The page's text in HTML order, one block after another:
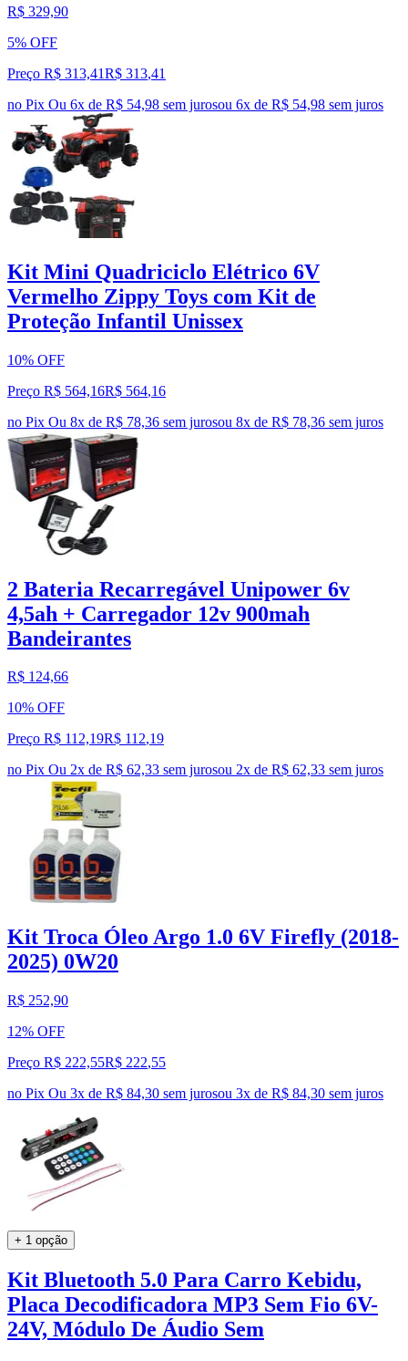
R$ 329,90
5% OFF
Preço R$ 313,41R$ 313,41
no Pix Ou 6x de R$ 54,98 sem jurosou 6x de R$ 54,98 sem juros
Kit Mini Quadriciclo Elétrico 6V
Vermelho Zippy Toys com Kit de
Proteção Infantil Unissex
10% OFF
Preço R$ 564,16R$ 564,16
no Pix Ou 8x de R$ 78,36 sem jurosou 8x de R$ 78,36 sem juros
2 Bateria Recarregável Unipower 6v
4,5ah + Carregador 12v 900mah
Bandeirantes
R$ 124,66
10% OFF
Preço R$ 112,19R$ 112,19
no Pix Ou 2x de R$ 62,33 sem jurosou 2x de R$ 62,33 sem juros
Kit Troca Óleo Argo 1.0 6V Firefly (2018-
2025) 0W20
R$ 252,90
12% OFF
Preço R$ 222,55R$ 222,55
no Pix Ou 3x de R$ 84,30 sem jurosou 3x de R$ 84,30 sem juros
+ 1 opção
Kit Bluetooth 5.0 Para Carro Kebidu,
Placa Decodificadora MP3 Sem Fio 6V-
24V, Módulo De Áudio Sem